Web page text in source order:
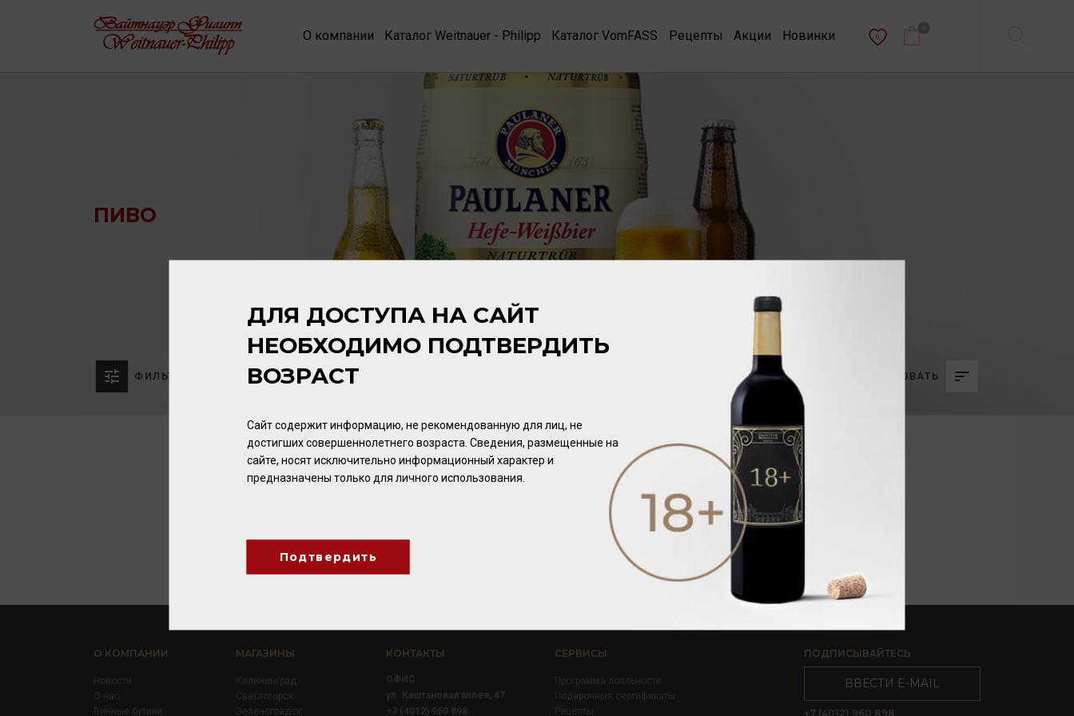
О компании Каталог Weitnauer - Philipp Каталог VomFASS Рецепты Акции Новинки 0
ПИВО
ФИЛЬТР СОРТИРОВАТЬ
О КОМПАНИИ
Новости
О нас
Винные бутики
МАГАЗИНЫ
Калининград
Светлогорск
Зеленоградск
КОНТАКТЫ
ОФИС
ул. Каштановая аллея, 47
+7 (4012) 960 898
СЕРВИСЫ
Программа лояльности
Подарочные сертификаты
Рецепты
ПОДПИСЫВАЙТЕСЬ
ВВЕСТИ E-MAIL
+7 (4012) 960 898
ДЛЯ ДОСТУПА НА САЙТ
НЕОБХОДИМО ПОДТВЕРДИТЬ
ВОЗРАСТ
Сайт содержит информацию, не рекомендованную для лиц, не
достигших совершеннолетнего возраста. Сведения, размещенные на
сайте, носят исключительно информационный характер и
предназначены только для личного использования.
Подтвердить